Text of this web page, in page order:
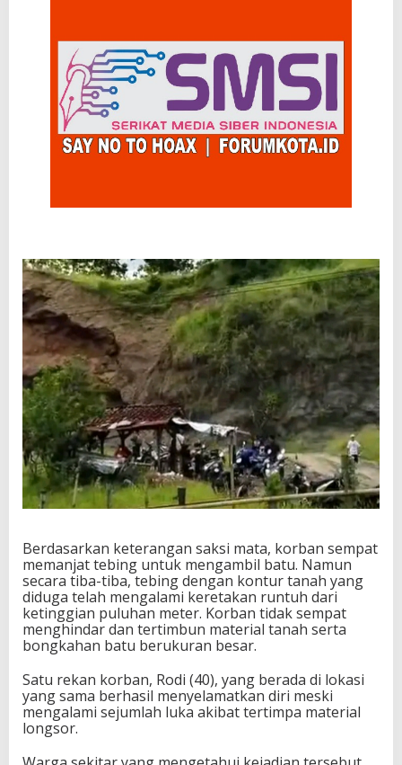
Berdasarkan keterangan saksi mata, korban sempat
memanjat tebing untuk mengambil batu. Namun
secara tiba-tiba, tebing dengan kontur tanah yang
diduga telah mengalami keretakan runtuh dari
ketinggian puluhan meter. Korban tidak sempat
menghindar dan tertimbun material tanah serta
bongkahan batu berukuran besar.
Satu rekan korban, Rodi (40), yang berada di lokasi
yang sama berhasil menyelamatkan diri meski
mengalami sejumlah luka akibat tertimpa material
longsor.